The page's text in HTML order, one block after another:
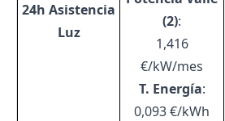
24h Asistencia
Luz
(2):
1,416
€/kW/mes
T. Energía:
0,093 €/kWh